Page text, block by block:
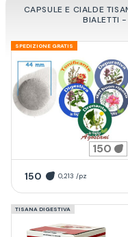
CAPSULE E CIALDE
BIALETTI
SPEDIZIONE GRATIS
150
150 0,213 /pz
TISANA DIGESTIVA